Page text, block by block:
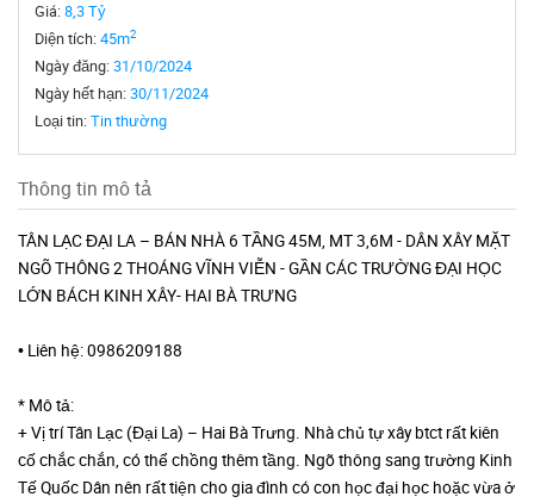
Giá:8,3 Tỷ
Diện tích:45m2
Ngày đăng:31/10/2024
Ngày hết hạn:30/11/2024
Loại tin:Tin thường
Thông tin mô tả
TÂN LẠC ĐẠI LA – BÁN NHÀ 6 TẦNG 45M, MT 3,6M - DÂN XÂY MẶT
NGÕ THÔNG 2 THOÁNG VĨNH VIỄN - GẦN CÁC TRƯỜNG ĐẠI HỌC
LỚN BÁCH KINH XÂY- HAI BÀ TRƯNG
• Liên hệ: 0986209188
* Mô tả:
+ Vị trí Tân Lạc (Đại La) – Hai Bà Trưng. Nhà chủ tự xây btct rất kiên
cố chắc chắn, có thể chồng thêm tầng. Ngõ thông sang trường Kinh
Tế Quốc Dân nên rất tiện cho gia đình có con học đại học hoặc vừa ở